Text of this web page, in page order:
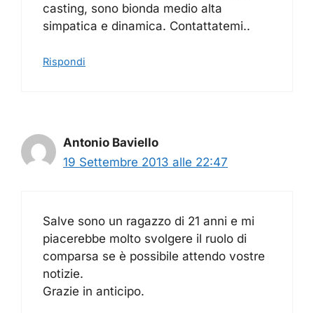
casting, sono bionda medio alta
simpatica e dinamica. Contattatemi..
Rispondi
Antonio Baviello
19 Settembre 2013 alle 22:47
Salve sono un ragazzo di 21 anni e mi
piacerebbe molto svolgere il ruolo di
comparsa se è possibile attendo vostre
notizie.
Grazie in anticipo.